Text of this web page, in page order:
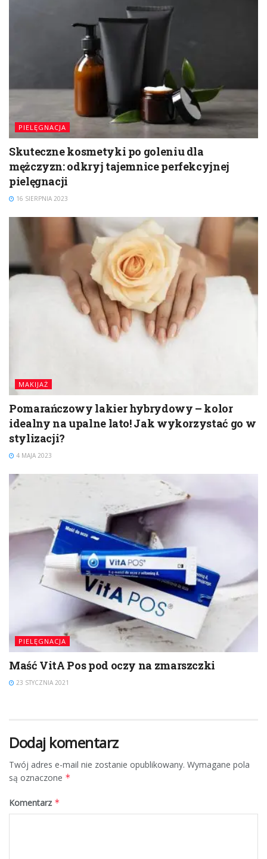
PIELĘGNACJA
Skuteczne kosmetyki po goleniu dla
mężczyzn: odkryj tajemnice perfekcyjnej
pielęgnacji
16 SIERPNIA 2023
MAKIJAŻ
Pomarańczowy lakier hybrydowy – kolor
idealny na upalne lato! Jak wykorzystać go w
stylizacji?
4 MAJA 2023
PIELĘGNACJA
Maść VitA Pos pod oczy na zmarszczki
23 STYCZNIA 2021
Dodaj komentarz
Twój adres e-mail nie zostanie opublikowany. Wymagane pola
są oznaczone *
Komentarz *